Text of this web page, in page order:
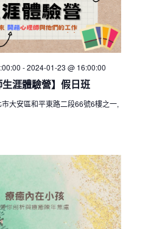
涯體驗營】假日班
-2024-01-23 @ 16:00:00
市大安區和平東路二段66號6樓之一,